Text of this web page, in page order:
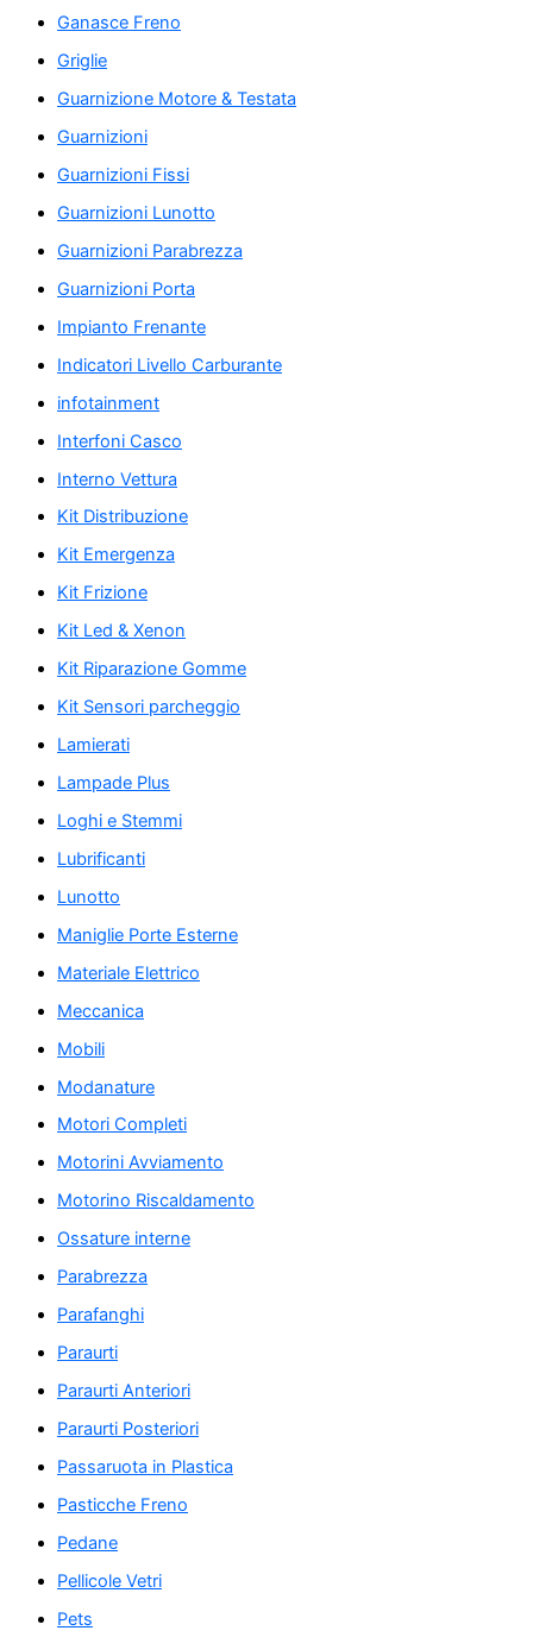
Ganasce Freno
Griglie
Guarnizione Motore & Testata
Guarnizioni
Guarnizioni Fissi
Guarnizioni Lunotto
Guarnizioni Parabrezza
Guarnizioni Porta
Impianto Frenante
Indicatori Livello Carburante
infotainment
Interfoni Casco
Interno Vettura
Kit Distribuzione
Kit Emergenza
Kit Frizione
Kit Led & Xenon
Kit Riparazione Gomme
Kit Sensori parcheggio
Lamierati
Lampade Plus
Loghi e Stemmi
Lubrificanti
Lunotto
Maniglie Porte Esterne
Materiale Elettrico
Meccanica
Mobili
Modanature
Motori Completi
Motorini Avviamento
Motorino Riscaldamento
Ossature interne
Parabrezza
Parafanghi
Paraurti
Paraurti Anteriori
Paraurti Posteriori
Passaruota in Plastica
Pasticche Freno
Pedane
Pellicole Vetri
Pets